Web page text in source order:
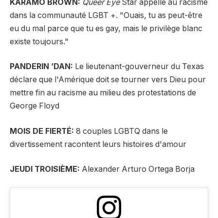
KARAMO BROWN: Queer EyeStar appelle au racisme
dans la communauté LGBT +. "Ouais, tu as peut-être
eu du mal parce que tu es gay, mais le privilège blanc
existe toujours."
PANDERIN ’DAN: Le lieutenant-gouverneur du Texas
déclare que l'Amérique doit se tourner vers Dieu pour
mettre fin au racisme au milieu des protestations de
George Floyd
MOIS DE FIERTÉ: 8 couples LGBTQ dans le
divertissement racontent leurs histoires d'amour
JEUDI TROISIÈME: Alexander Arturo Ortega Borja